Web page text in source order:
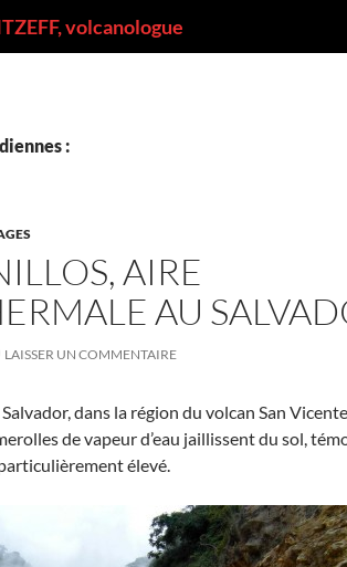
volcanologue
:
AIRE
AU
LAISSER UN COMMENTAIRE
dans la région du volcan San
de vapeur d’eau jaillissent du sol,
élevé.